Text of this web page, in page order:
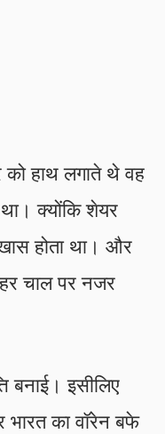
को हाथ लगाते थे वह
था। क्योंकि शेयर
होता था। और
चाल पर नजर
बनाई। इसीलिए
भारत का वॉरेन बफे